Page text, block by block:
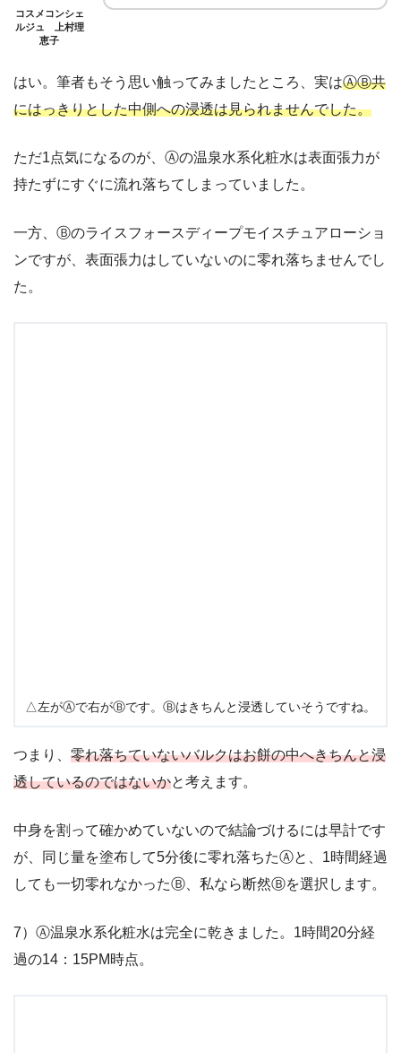
コスメコンシェ
ルジュ 上村理
恵子
はい。筆者もそう思い触ってみましたところ、実はⒶⒷ共
にはっきりとした中側への浸透は見られませんでした。
ただ1点気になるのが、Ⓐの温泉水系化粧水は表面張力が
持たずにすぐに流れ落ちてしまっていました。
一方、Ⓑのライスフォースディープモイスチュアローショ
ンですが、表面張力はしていないのに零れ落ちませんでし
た。
△左がⒶで右がⒷです。Ⓑはきちんと浸透していそうですね。
つまり、 零れ落ちていないバルクはお餅の中へきちんと浸
透しているのではないかと考えます。
中身を割って確かめていないので結論づけるには早計です
が、同じ量を塗布して5分後に零れ落ちたⒶと、1時間経過
しても一切零れなかったⒷ、私なら断然Ⓑを選択します。
7）Ⓐ温泉水系化粧水は完全に乾きました。1時間20分経
過の14：15PM時点。